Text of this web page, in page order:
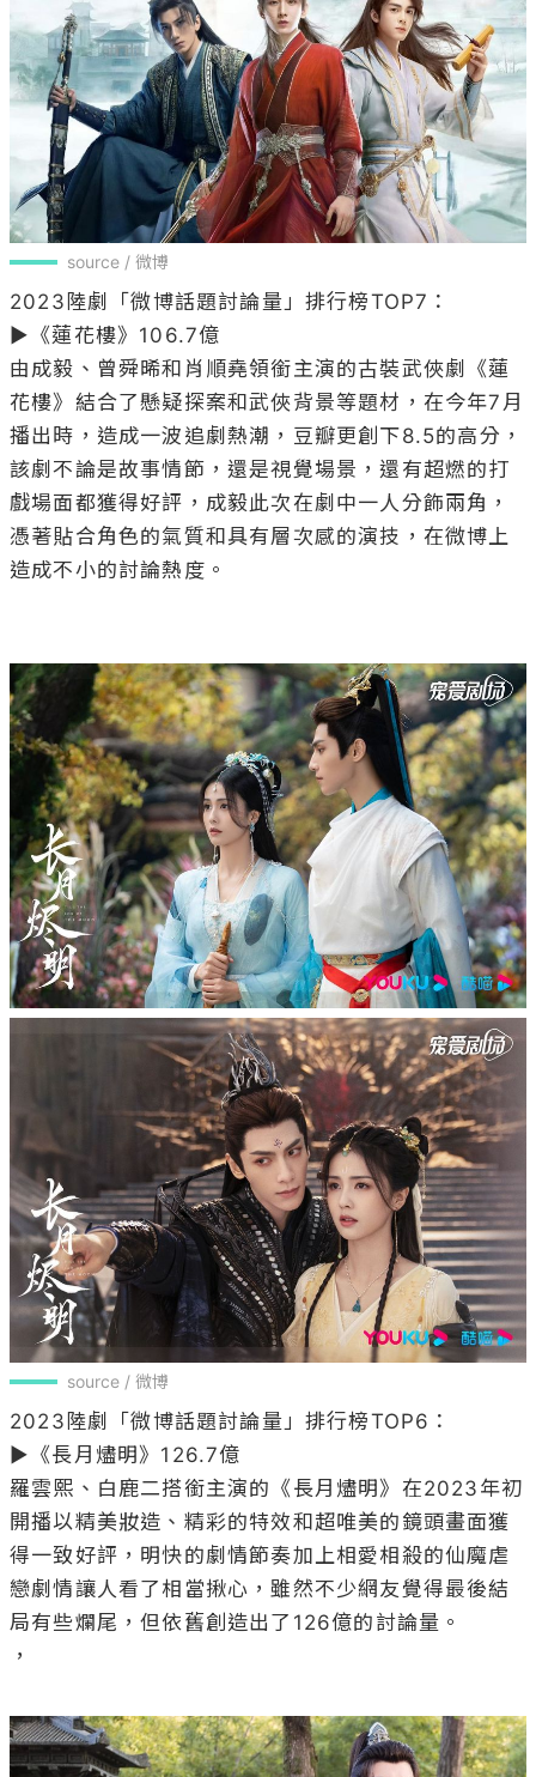
source / 微博
2023陸劇「微博話題討論量」排行榜TOP7：
▶《蓮花樓》106.7億
由成毅、曾舜晞和肖順堯領銜主演的古裝武俠劇《蓮
花樓》結合了懸疑探案和武俠背景等題材，在今年7月
播出時，造成一波追劇熱潮，豆瓣更創下8.5的高分，
該劇不論是故事情節，還是視覺場景，還有超燃的打
戲場面都獲得好評，成毅此次在劇中一人分飾兩角，
憑著貼合角色的氣質和具有層次感的演技，在微博上
造成不小的討論熱度。
source / 微博
2023陸劇「微博話題討論量」排行榜TOP6：
▶《長月燼明》126.7億
羅雲熙、白鹿二搭銜主演的《長月燼明》在2023年初
開播以精美妝造、精彩的特效和超唯美的鏡頭畫面獲
得一致好評，明快的劇情節奏加上相愛相殺的仙魔虐
戀劇情讓人看了相當揪心，雖然不少網友覺得最後結
局有些爛尾，但依舊創造出了126億的討論量。
，